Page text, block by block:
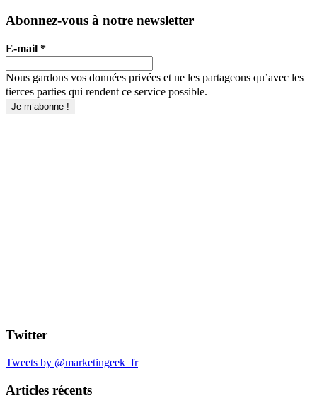
Abonnez-vous à notre newsletter
E-mail *
Nous gardons vos données privées et ne les partageons qu’avec les
tierces parties qui rendent ce service possible.
Twitter
Tweets by @marketingeek_fr
Articles récents